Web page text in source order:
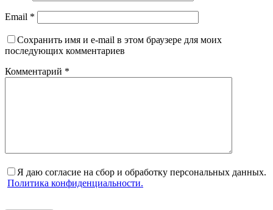
Email *
Сохранить имя и e-mail в этом браузере для моих
последующих комментариев
Комментарий *
Я даю согласие на сбор и обработку персональных данных.
Политика конфиденциальности.